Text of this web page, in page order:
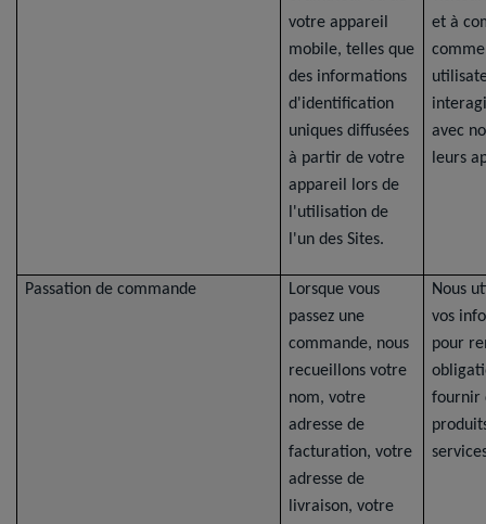
votre appareil
mobile, telles que
des informations
d'identification
uniques diffusées
à partir de votre
appareil lors de
l'utilisation de
l'un des Sites.
et à
avec
leurs
Passation de commande
Lorsque vous
passez une
commande, nous
recueillons votre
nom, votre
adresse de
facturation, votre
adresse de
livraison, votre
Nous
vos
pour
fournir